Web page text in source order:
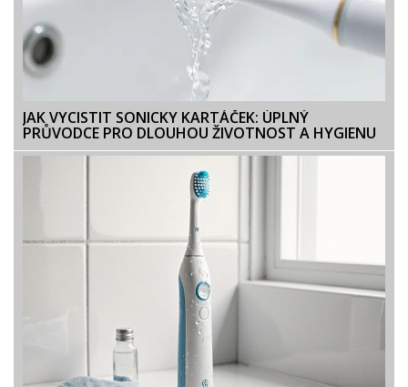
JAK VYCISTIT SONICKY KARTÁČEK: ÚPLNÝ
PRŮVODCE PRO DLOUHOU ŽIVOTNOST A HYGIENU